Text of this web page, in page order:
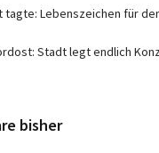
tagte: Lebenszeichen für
Stadt legt endlich
bisher